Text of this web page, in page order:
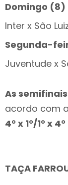
Domingo (8)
Inter x São
Segunda-
Juventude x
As
acordo com
4° x 1°/1° x
TAÇA